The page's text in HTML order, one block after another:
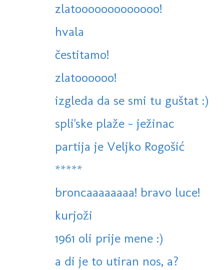
zlatooooooooooooo!
hvala
čestitamo!
zlatoooooo!
izgleda da se smi tu guštat :)
spli'ske plaže - ježinac
partija je Veljko Rogošić
*****
broncaaaaaaaa! bravo luce!
kurjoži
1961 oli prije mene :)
a di je to utiran nos, a?